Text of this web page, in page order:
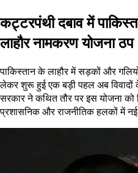
कट्टरपंथी दबाव में
लाहौर नामकरण योजना ठप
पाकिस्तान के लाहौर में सड़कों और
लेकर शुरू हुई एक बड़ी पहल अब विवादों
सरकार ने कथित तौर पर इस योजना
प्रशासनिक और राजनीतिक हलकों में